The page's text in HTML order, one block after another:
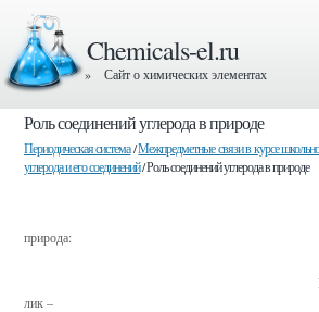
Chemicals-el.ru
» Сайт о химических элементах
Роль соединений углерода в природе
Периодическая система/Межпредметные связи в курсе
углерода и его соединений/ Роль соединений углерода в природе
Не то, что
природа:
Не слепок, не
лик –